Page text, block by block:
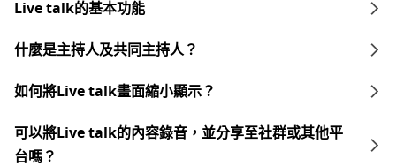
Live talk的基本功能
什麼是主持人及共同主持人？
如何將Live talk畫面縮小顯示？
可以將Live talk的內容錄音，並分享至社群或其他平
台嗎？